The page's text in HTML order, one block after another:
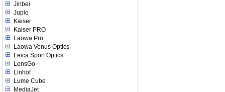
Jinbei
Jupio
Kaiser
Kaiser PRO
Laowa Pro
Laowa Venus Optics
Leica Sport Optics
LensGo
Linhof
Lume Cube
MediaJet